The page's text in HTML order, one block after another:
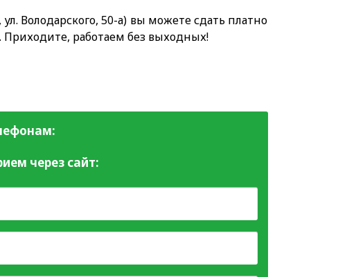
Володарского, 50-а) вы можете сдать платно
работаем без выходных!
через сайт: